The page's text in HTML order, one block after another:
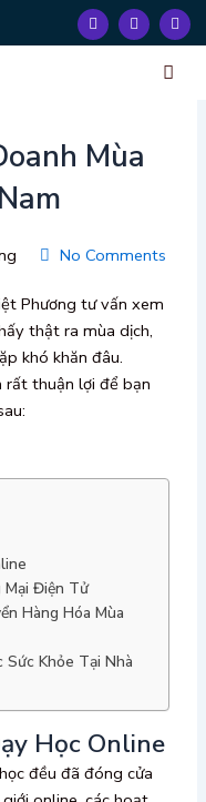
F
a
c
T
w
i
Y
o
u
Mùa
No Comments
Phương tư vấn xem
thật ra mùa dịch,
khó khăn đâu.
thuận lợi để bạn
Mại Điện Tử
Hàng Hóa Mùa
Sức Khỏe Tại Nhà
Học Online
đều đã đóng cửa